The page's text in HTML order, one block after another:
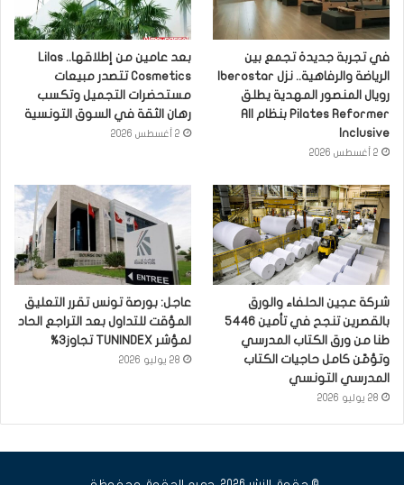
في تجربة جديدة تجمع بين
رويال المنصور المهدية يطلق
Pilates Reformer بنظام All
Inclusive
2 أغسطس 2026
بعد عامين من إطلاقها.. Lilas
Cosmetics تتصدر مبيعات
مستحضرات التجميل وتكسب
رهان الثقة في السوق التونسية
2 أغسطس 2026
شركة عجين الحلفاء والورق
بالقصرين تنجح في تأمين 5446
طنا من ورق الكتاب المدرسي
وتؤمّن كامل حاجيات الكتاب
المدرسي التونسي
28 يوليو 2026
عاجل: بورصة تونس تقرر التعليق
المؤقت للتداول بعد التراجع الحاد
لمؤشر TUNINDEX تجاوز3%
28 يوليو 2026